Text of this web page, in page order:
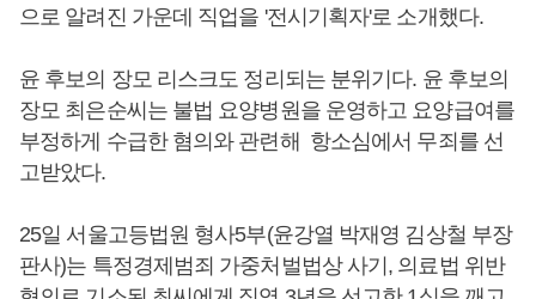
으로 알려진 가운데 직업을 '전시기획자'로 소개했다.
윤 후보의 장모 리스크도 정리되는 분위기다. 윤 후보의
장모 최은순씨는 불법 요양병원을 운영하고 요양급여를
부정하게 수급한 혐의와 관련해 항소심에서 무죄를 선
고받았다.
25일 서울고등법원 형사5부(윤강열 박재영 김상철 부장
판사)는 특정경제범죄 가중처벌법상 사기, 의료법 위반